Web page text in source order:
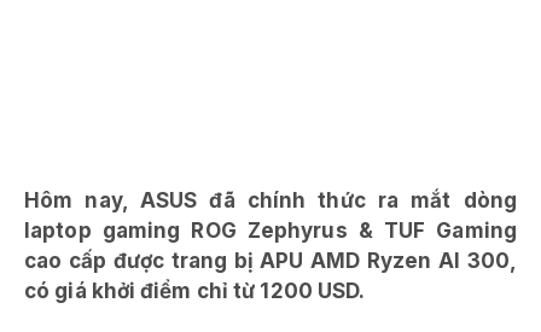
Hôm nay, ASUS đã chính thức ra mắt dòng
laptop gaming ROG Zephyrus & TUF Gaming
cao cấp được trang bị APU AMD Ryzen AI 300,
có giá khởi điểm chỉ từ 1200 USD.